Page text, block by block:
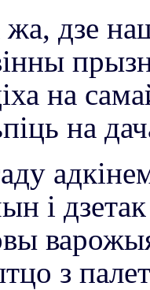
жа, дзе
на
на
і дзетак
з